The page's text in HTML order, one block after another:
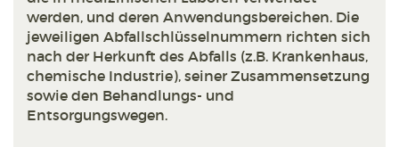
werden, und deren Anwendungsbereichen. Die
jeweiligen Abfallschlüsselnummern richten sich
nach der Herkunft des Abfalls (z.B. Krankenhaus,
chemische Industrie), seiner Zusammensetzung
sowie den Behandlungs- und
Entsorgungswegen.